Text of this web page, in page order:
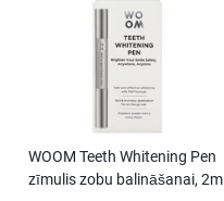
WOOM Teeth Whitening Pen
zīmulis zobu balināšanai, 2ml